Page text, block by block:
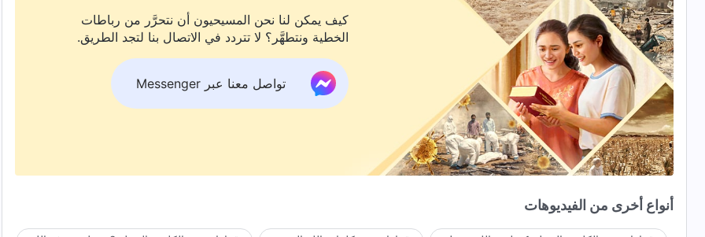
كيف يمكن لنا نحن المسيحيون أن نتحرَّر من رباطات
الخطية ونتطهَّر؟ لا تتردد في الاتصال بنا لتجد الطريق.
تواصل معنا عبر Messenger
أنواع أخرى من الفيديوهات